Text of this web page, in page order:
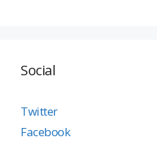
Social
Twitter
Facebook